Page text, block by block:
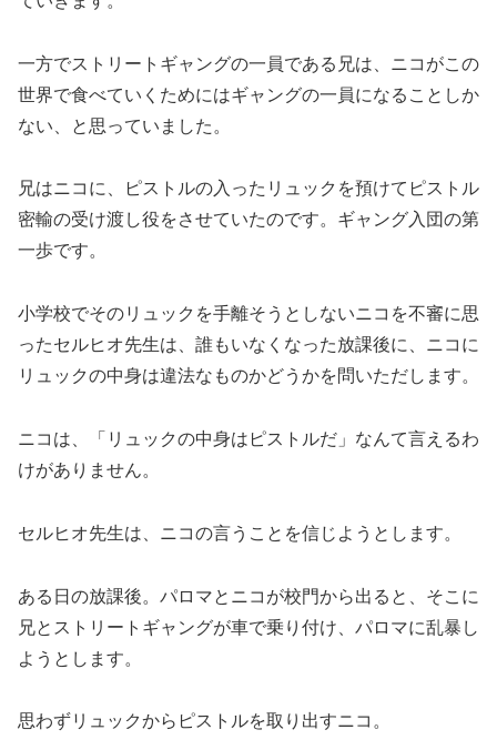
一方でストリートギャングの一員である兄は、ニコがこの
世界で食べていくためにはギャングの一員になることしか
ない、と思っていました。
兄はニコに、ピストルの入ったリュックを預けてピストル
密輸の受け渡し役をさせていたのです。ギャング入団の第
一歩です。
小学校でそのリュックを手離そうとしないニコを不審に思
ったセルヒオ先生は、誰もいなくなった放課後に、ニコに
リュックの中身は違法なものかどうかを問いただします。
ニコは、「リュックの中身はピストルだ」なんて言えるわ
けがありません。
セルヒオ先生は、ニコの言うことを信じようとします。
ある日の放課後。パロマとニコが校門から出ると、そこに
兄とストリートギャングが車で乗り付け、パロマに乱暴し
ようとします。
思わずリュックからピストルを取り出すニコ。